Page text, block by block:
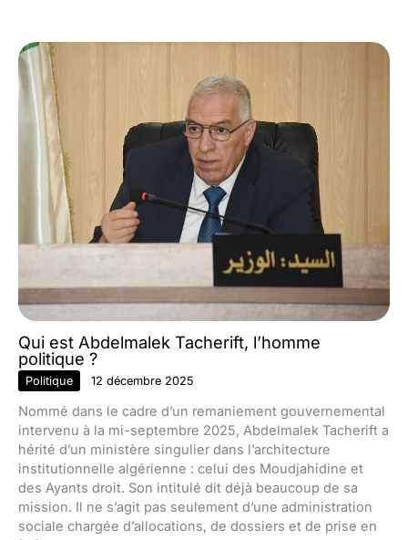
Qui est Abdelmalek Tacherift, l’homme
politique ?
Politique 12 décembre 2025
Nommé dans le cadre d’un remaniement gouvernemental
intervenu à la mi-septembre 2025, Abdelmalek Tacherift a
hérité d’un ministère singulier dans l’architecture
institutionnelle algérienne : celui des Moudjahidine et
des Ayants droit. Son intitulé dit déjà beaucoup de sa
mission. Il ne s’agit pas seulement d’une administration
sociale chargée d’allocations, de dossiers et de prise en